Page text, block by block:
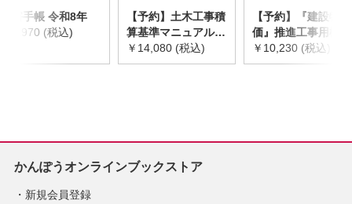
災害手帳 令和8年
￥2,970 (税込)
【予約】土木工事積
算基準マニュアル
令和8年度版
※2026年8月下旬発
￥14,080 (税込)
【予約】『建設物
価』推進工事用機械
器具等基礎価格表
2026年度版
￥10,230 (税込)
かんぽうオンラインブックストア
新規会員登録